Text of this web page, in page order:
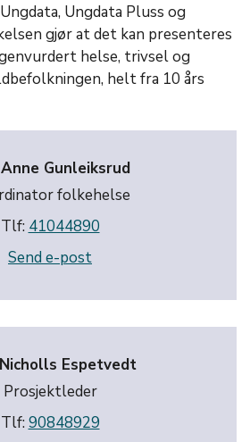
Ungdata Pluss og
gjør at det kan presenteres
helse, trivsel og
helt fra 10 års
Gunleiksrud
folkehelse
Tlf: 41044890
Send e-post
Espetvedt
Prosjektleder
Tlf: 90848929